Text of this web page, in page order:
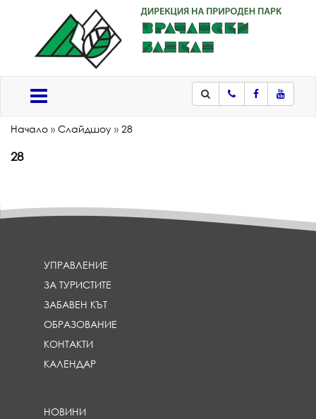
ТелефонFacebook
Начало » Слайдшоу » 28
28
УПРАВЛЕНИЕ
ЗА ТУРИСТИТЕ
ЗАБАВЕН КЪТ
ОБРАЗОВАНИЕ
КОНТАКТИ
КАЛЕНДАР
НОВИНИ